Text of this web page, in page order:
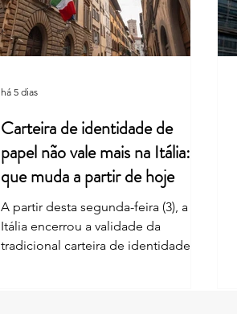
pedidos de cidadania em caso
demora do consulado
Carteira de identidade de
papel não vale mais na Itália: o
que muda a partir de hoje
A partir desta segunda-feira (3), a
Itália encerrou a validade da
tradicional carteira de identidade
há 5 dias